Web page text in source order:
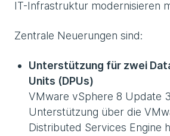
IT-Infrastruktur modernisieren
Zentrale Neuerungen sind:
Unterstützung für zwei
Units (DPUs)
VMware vSphere 8 Update
Unterstützung über die
Distributed Services Engine